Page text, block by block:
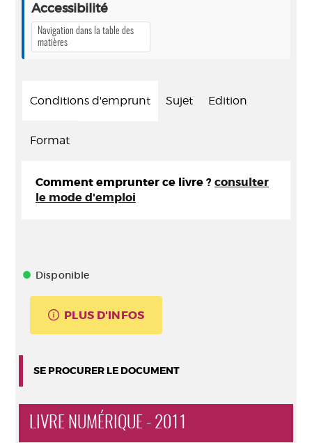
Accessibilité
Navigation dans la table des
matières
Conditions d'emprunt Sujet Edition
Format
Comment emprunter ce livre ? consulter
le mode d'emploi
Disponible
PLUS D'INFOS
SE PROCURER LE DOCUMENT
LIVRE NUMÉRIQUE - 2011